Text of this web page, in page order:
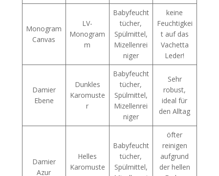
Monogram
Canvas
LV-
Monogram
m
Babyfeucht
tücher,
Spülmittel,
Mizellenrei
niger
keine
Feuchtigkei
t auf das
Vachetta
Leder!
Damier
Ebene
Dunkles
Karomuste
r
Babyfeucht
tücher,
Spülmittel,
Mizellenrei
niger
Sehr
robust,
ideal für
den Alltag
Damier
Azur
Helles
Karomuste
Babyfeucht
tücher,
Spülmittel,
öfter
reinigen
aufgrund
der hellen